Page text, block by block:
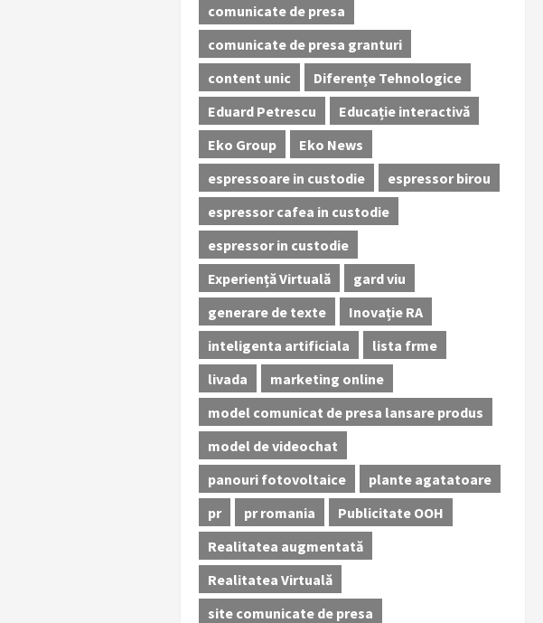
comunicate de presa
comunicate de presa granturi
content unic
Diferențe Tehnologice
Eduard Petrescu
Educație interactivă
Eko Group
Eko News
espressoare in custodie
espressor birou
espressor cafea in custodie
espressor in custodie
Experiență Virtuală
gard viu
generare de texte
Inovație RA
inteligenta artificiala
lista frme
livada
marketing online
model comunicat de presa lansare produs
model de videochat
panouri fotovoltaice
plante agatatoare
pr
pr romania
Publicitate OOH
Realitatea augmentată
Realitatea Virtuală
site comunicate de presa